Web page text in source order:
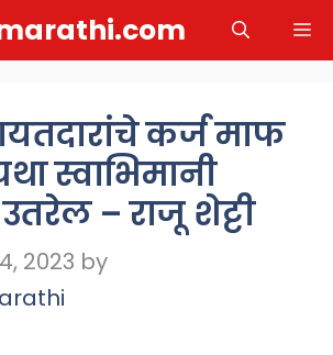
कर्ज माफ
स्वाभिमानी
– राजू शेट्टी
2023 by